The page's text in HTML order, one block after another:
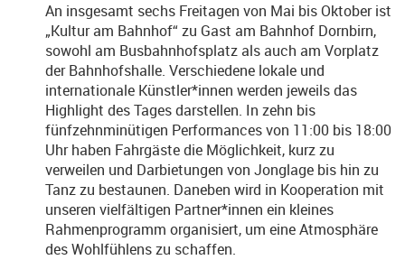
An insgesamt sechs Freitagen von Mai bis Oktober ist
„Kultur am Bahnhof“ zu Gast am Bahnhof Dornbirn,
sowohl am Busbahnhofsplatz als auch am Vorplatz
der Bahnhofshalle. Verschiedene lokale und
internationale Künstler*innen werden jeweils das
Highlight des Tages darstellen. In zehn bis
fünfzehnminütigen Performances von 11:00 bis 18:00
Uhr haben Fahrgäste die Möglichkeit, kurz zu
verweilen und Darbietungen von Jonglage bis hin zu
Tanz zu bestaunen. Daneben wird in Kooperation mit
unseren vielfältigen Partner*innen ein kleines
Rahmenprogramm organisiert, um eine Atmosphäre
des Wohlfühlens zu schaffen.